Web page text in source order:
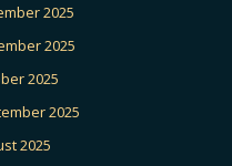
2025
2025
2025
2025
2025